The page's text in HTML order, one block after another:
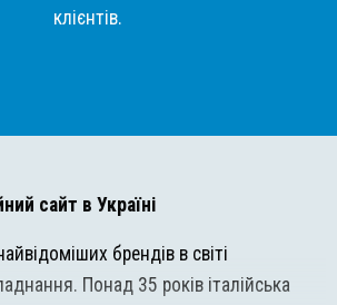
клієнтів.
сайт в Україні
брендів в світі
Понад 35 років італійська